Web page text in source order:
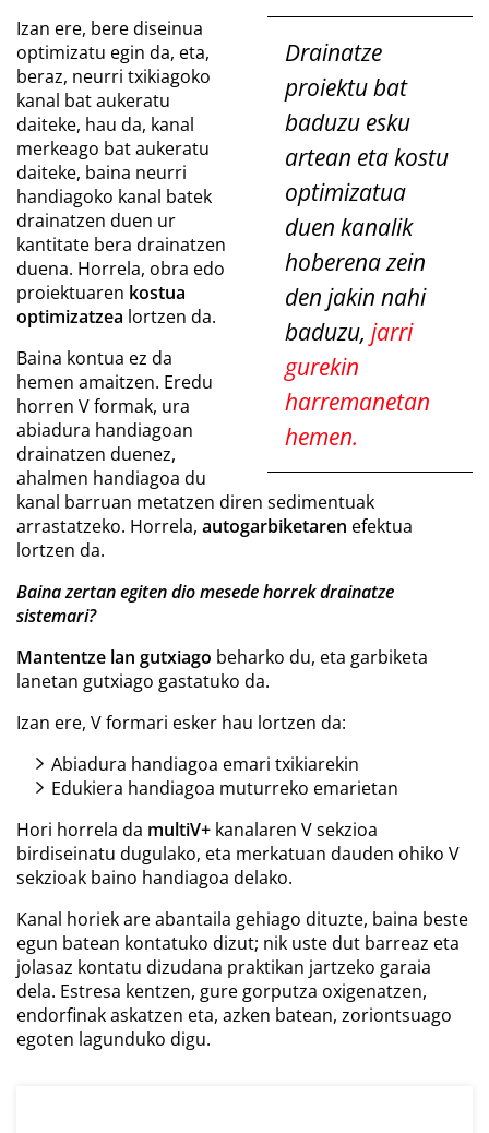
Drainatze
proiektu bat
baduzu esku
artean eta kostu
optimizatua
duen kanalik
hoberena zein
den jakin nahi
baduzu, jarri
gurekin
harremanetan
hemen.
Izan ere, bere diseinua
optimizatu egin da, eta,
beraz, neurri txikiagoko
kanal bat aukeratu
daiteke, hau da, kanal
merkeago bat aukeratu
daiteke, baina neurri
handiagoko kanal batek
drainatzen duen ur
kantitate bera drainatzen
duena. Horrela, obra edo
proiektuaren kostua
optimizatzea lortzen da.
Baina kontua ez da
hemen amaitzen. Eredu
horren V formak, ura
abiadura handiagoan
drainatzen duenez,
ahalmen handiagoa du
kanal barruan metatzen diren sedimentuak
arrastatzeko. Horrela, autogarbiketaren efektua
lortzen da.
Baina zertan egiten dio mesede horrek drainatze
sistemari?
Mantentze lan gutxiago beharko du, eta garbiketa
lanetan gutxiago gastatuko da.
Izan ere, V formari esker hau lortzen da:
Abiadura handiagoa emari txikiarekin
Edukiera handiagoa muturreko emarietan
Hori horrela da multiV+ kanalaren V sekzioa
birdiseinatu dugulako, eta merkatuan dauden ohiko V
sekzioak baino handiagoa delako.
Kanal horiek are abantaila gehiago dituzte, baina beste
egun batean kontatuko dizut; nik uste dut barreaz eta
jolasaz kontatu dizudana praktikan jartzeko garaia
dela. Estresa kentzen, gure gorputza oxigenatzen,
endorfinak askatzen eta, azken batean, zoriontsuago
egoten lagunduko digu.